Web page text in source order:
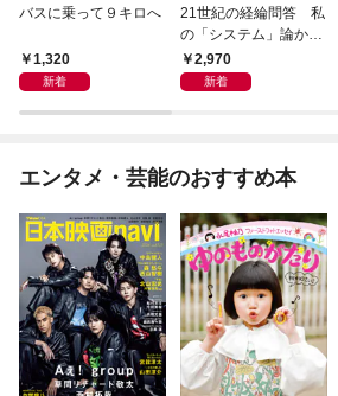
バスに乗って９キロへ
1,320
新着
21世紀の経綸問答 私
の「システム」論から
その「常識の嘘」を再
考するとき
2,970
新着
エンタメ・芸能のおすすめ本